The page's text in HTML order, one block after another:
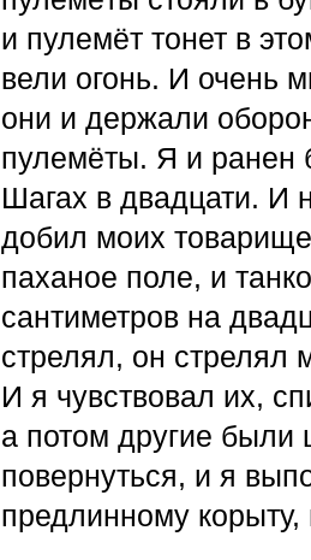
и пулемёт тонет в
вели огонь. И очень
они и держали
пулемёты. Я и ранен
Шагах в двадцати. И
добил моих
паханое поле, и
сантиметров на
стрелял, он стрелял
И я чувствовал их,
а потом другие
повернуться, и я
предлинному